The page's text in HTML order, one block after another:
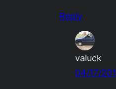
Reply
valuck
04/17/